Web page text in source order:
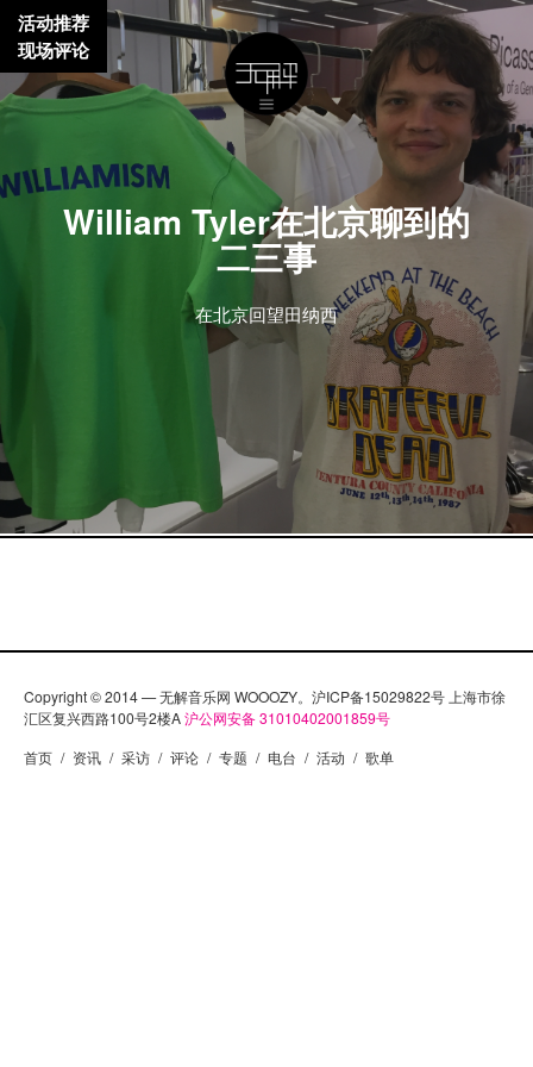
William Tyler在北京聊到的
二三事
在北京回望田纳西
活动推荐
现场评论
Copyright © 2014 — 无解音乐网 WOOOZY。沪ICP备15029822号 上海市徐
汇区复兴西路100号2楼A沪公网安备 31010402001859号
首页 / 资讯 / 采访 / 评论 / 专题 / 电台 / 活动 / 歌单